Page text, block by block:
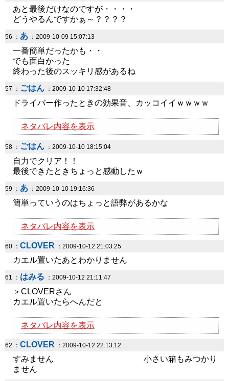
あと最後だけなのですが・・・・
どうやるんですかぁ～？？？？
56 ： あ ：2009-10-09 15:07:13
一番簡単だったかも・・
でも面白かった
終わった後のスッキリ感があるね
57 ： ごはん ：2009-10-10 17:32:48
ドライバー作ったときの効果音、カッコイイｗｗｗｗ
ネタバレ内容を表示
58 ： ごはん ：2009-10-10 18:15:04
自力でクリア！！
最後できたときちょっと感動したｗ
59 ： あ ：2009-10-10 19:16:36
簡単っていうのはちょっと語弊があるかな
ネタバレ内容を表示
60 ： CLOVER ：2009-10-12 21:03:25
カエル置いたあとわかりません
61 ： はみる ：2009-10-12 21:11:47
＞CLOVERさん
カエル置いたらへんだと
ネタバレ内容を表示
62 ： CLOVER ：2009-10-12 22:13:12
すみません 小さい箱もみつかり
ません